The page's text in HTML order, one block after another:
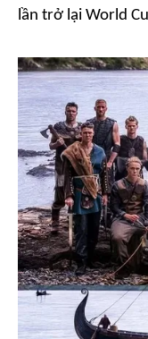
lần trở lại World